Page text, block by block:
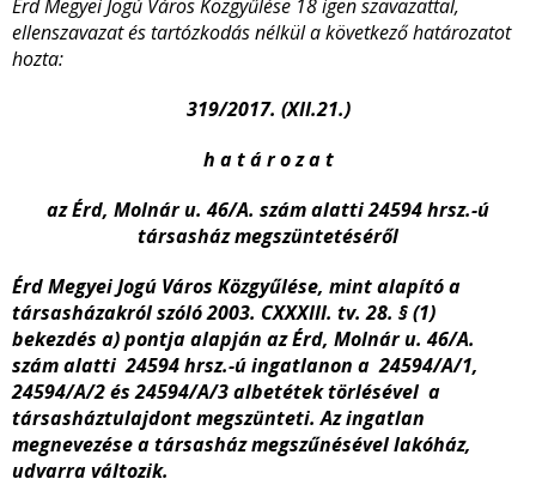
Érd Megyei Jogú Város Közgyűlése 18 igen szavazattal,
ellenszavazat és tartózkodás nélkül a következő határozatot
hozta:
319/2017. (XII.21.)
h a t á r o z a t
az Érd, Molnár u. 46/A. szám alatti 24594 hrsz.-ú
társasház megszüntetéséről
Érd Megyei Jogú Város Közgyűlése, mint alapító a
társasházakról szóló 2003. CXXXIII. tv. 28. § (1)
bekezdés a) pontja alapján az Érd, Molnár u. 46/A.
szám alatti 24594 hrsz.-ú ingatlanon a 24594/A/1,
24594/A/2 és 24594/A/3 albetétek törlésével a
társasháztulajdont megszünteti. Az ingatlan
megnevezése a társasház megszűnésével lakóház,
udvarra változik.